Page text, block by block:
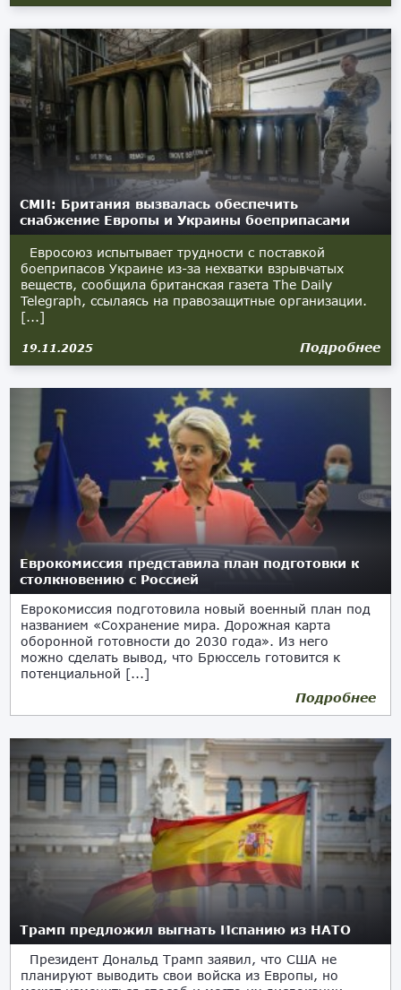
СМИ: Британия вызвалась обеспечить
снабжение Европы и Украины боеприпасами
Евросоюз испытывает трудности с поставкой
боеприпасов Украине из-за нехватки взрывчатых
веществ, сообщила британская газета The Daily
Telegraph, ссылаясь на правозащитные организации.
[...]
19.11.2025 Подробнее
Еврокомиссия представила план подготовки к
столкновению с Россией
Еврокомиссия подготовила новый военный план под
названием «Сохранение мира. Дорожная карта
оборонной готовности до 2030 года». Из него
можно сделать вывод, что Брюссель готовится к
потенциальной [...]
Подробнее
Трамп предложил выгнать Испанию из НАТО
Президент Дональд Трамп заявил, что США не
планируют выводить свои войска из Европы, но